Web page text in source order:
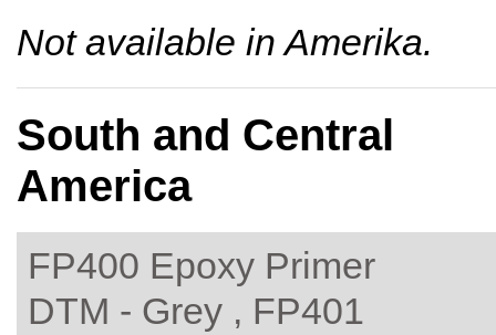
Not available in Amerika.
South and Central
America
FP400 Epoxy Primer
DTM - Grey , FP401